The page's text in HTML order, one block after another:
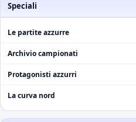
Speciali
Le partite azzurre
Archivio campionati
Protagonisti azzurri
La curva nord